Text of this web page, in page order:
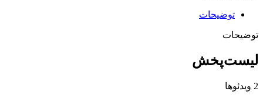
توضیحات
توضیحات
لیست‌پخش
2 ویدئوها